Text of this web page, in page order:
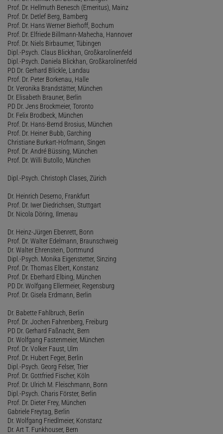
Prof. Dr. Hellmuth Benesch (Emeritus), Mainz
Prof. Dr. Detlef Berg, Bamberg
Prof. Dr. Hans Werner Bierhoff, Bochum
Prof. Dr. Elfriede Billmann-Mahecha, Hannover
Prof. Dr. Niels Birbaumer, Tübingen
Dipl.-Psych. Claus Blickhan, Großkarolinenfeld
Dipl.-Psych. Daniela Blickhan, Großkarolinenfeld
PD Dr. Gerhard Blickle, Landau
Prof. Dr. Peter Borkenau, Halle
Dr. Veronika Brandstätter, München
Dr. Elisabeth Brauner, Berlin
PD Dr. Jens Brockmeier, Toronto
Dr. Felix Brodbeck, München
Prof. Dr. Hans-Bernd Brosius, München
Prof. Dr. Heiner Bubb, Garching
Christiane Burkart-Hofmann, Singen
Prof. Dr. André Büssing, München
Prof. Dr. Willi Butollo, München
Dipl.-Psych. Christoph Clases, Zürich
Dr. Heinrich Deserno, Frankfurt
Prof. Dr. Iwer Diedrichsen, Stuttgart
Dr. Nicola Döring, Ilmenau
Dr. Heinz-Jürgen Ebenrett, Bonn
Prof. Dr. Walter Edelmann, Braunschweig
Dr. Walter Ehrenstein, Dortmund
Dipl.-Psych. Monika Eigenstetter, Sinzing
Prof. Dr. Thomas Elbert, Konstanz
Prof. Dr. Eberhard Elbing, München
PD Dr. Wolfgang Ellermeier, Regensburg
Prof. Dr. Gisela Erdmann, Berlin
Dr. Babette Fahlbruch, Berlin
Prof. Dr. Jochen Fahrenberg, Freiburg
PD Dr. Gerhard Faßnacht, Bern
Dr. Wolfgang Fastenmeier, München
Prof. Dr. Volker Faust, Ulm
Prof. Dr. Hubert Feger, Berlin
Dipl.-Psych. Georg Felser, Trier
Prof. Dr. Gottfried Fischer, Köln
Prof. Dr. Ulrich M. Fleischmann, Bonn
Dipl.-Psych. Charis Förster, Berlin
Prof. Dr. Dieter Frey, München
Gabriele Freytag, Berlin
Dr. Wolfgang Friedlmeier, Konstanz
Dr. Art T. Funkhouser, Bern